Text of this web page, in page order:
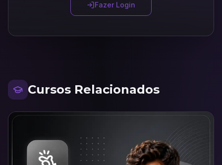
Fazer Login
Cursos Relacionados